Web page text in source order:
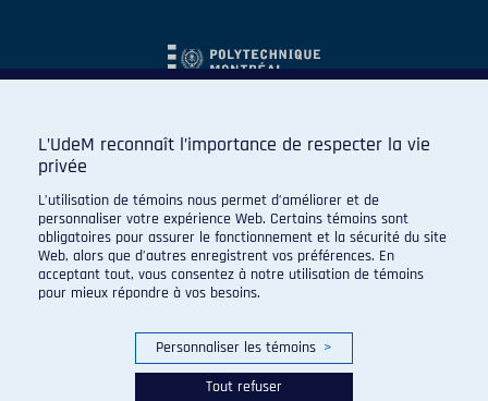
L’UdeM reconnaît l’importance de respecter la vie
privée
L’utilisation de témoins nous permet d’améliorer et de
personnaliser votre expérience Web. Certains témoins sont
obligatoires pour assurer le fonctionnement et la sécurité du site
Web, alors que d’autres enregistrent vos préférences. En
acceptant tout, vous consentez à notre utilisation de témoins
pour mieux répondre à vos besoins.
Personnaliser les témoins >
Tout refuser